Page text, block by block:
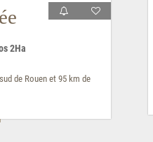
2Ha
de Rouen et 95 km de